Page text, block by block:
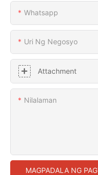
Whatsapp
Uri Ng Negosyo
Attachment
Nilalaman
MAGPADALA NG